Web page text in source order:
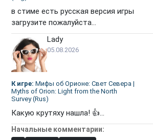
в стиме есть русская версия игры
загрузите пожалуйста...
Lady
05.08.2026
К игре: Мифы об Орионе: Свет Севера |
Myths of Orion: Light from the North
Survey (Rus)
Какую крутяху нашла! 👍...
Начальные комментарии: